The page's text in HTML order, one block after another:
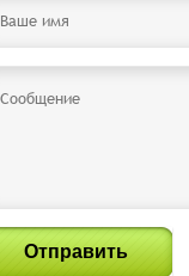
Отправить